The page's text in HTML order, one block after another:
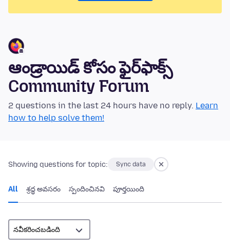
ఆండ్రాయిడ్ కోసం ఫైర్‌ఫాక్స్
Community Forum
2 questions in the last 24 hours have no reply. Learn
how to help solve them!
Showing questions for topic: Sync data
All శ్రద్ధ అవసరం స్పందించినవి పూర్తయింది